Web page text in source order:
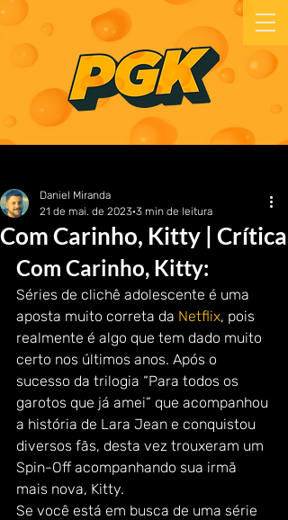
Com Carinho, Kitty | Crítica
Daniel Miranda
21 de mai. de 2023 3 min de leitura
Com Carinho, Kitty:
Séries de clichê adolescente é uma
aposta muito correta da Netflix, pois
realmente é algo que tem dado muito
certo nos últimos anos. Após o
sucesso da trilogia “Para todos os
garotos que já amei” que acompanhou
a história de Lara Jean e conquistou
diversos fãs, desta vez trouxeram um
Spin-Off acompanhando sua irmã
mais nova, Kitty.
Se você está em busca de uma série